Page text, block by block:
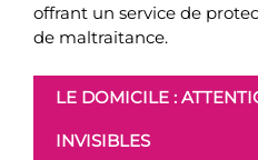
offrant un service de
de maltraitance.
LE DOMICILE :
INVISIBLES